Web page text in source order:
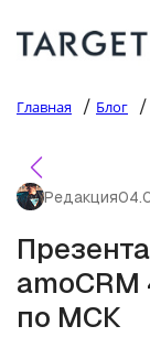
Главная / Блог /
Редакция
по МСК